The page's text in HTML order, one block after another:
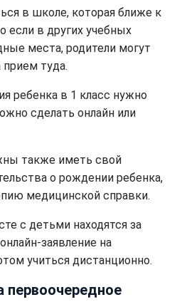
в школе, которая ближе к
если в других учебных
места, родители могут
туда.
ребенка в 1 класс нужно
сделать онлайн или
также иметь свой
о рождении ребенка,
медицинской справки.
с детьми находятся за
заявление на
учиться дистанционно.
первоочередное